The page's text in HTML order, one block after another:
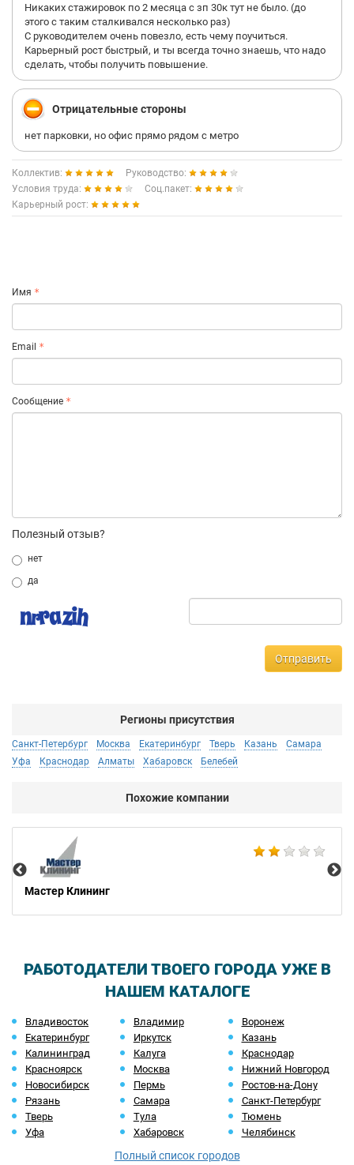
Никаких стажировок по 2 месяца с зп 30к тут не было. (до
этого с таким сталкивался несколько раз)
С руководителем очень повезло, есть чему поучиться.
Карьерный рост быстрый, и ты всегда точно знаешь, что надо
сделать, чтобы получить повышение.
Отрицательные стороны
нет парковки, но офис прямо рядом с метро
Коллектив:
Руководство:
Условия труда:
Соц.пакет:
Карьерный рост:
Имя
Email
Сообщение
Полезный отзыв?
нет
да
Отправить
Регионы присутствия
Санкт-Петербург Москва Екатеринбург Тверь Казань
Самара
Уфа
Краснодар Алматы Хабаровск Белебей
Похожие компании
Мастер Клининг
РАБОТОДАТЕЛИ ТВОЕГО ГОРОДА УЖЕ В
НАШЕМ КАТАЛОГЕ
Владивосток Владимир
Воронеж
Екатеринбург
Иркутск
Казань
Калининград
Калуга
Краснодар
Красноярск
Москва
Нижний Новгород
Новосибирск
Пермь
Ростов-на-Дону
Рязань
Самара
Санкт-Петербург
Тверь
Тула
Тюмень
Уфа
Хабаровск Челябинск
Полный список городов